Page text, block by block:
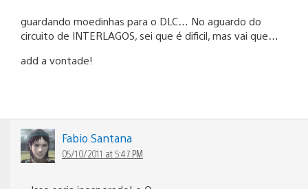
guardando moedinhas para o DLC… No aguardo do
circuito de INTERLAGOS, sei que é dificil, mas vai que…
add a vontade!
Fabio Santana
05/10/2011 at 5:47 PM